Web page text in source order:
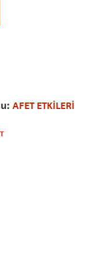
AFET ETKİLERİ